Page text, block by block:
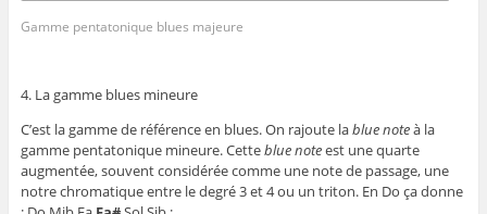
Gamme pentatonique blues majeure
4. La gamme blues mineure
C’est la gamme de référence en blues. On rajoute lablue noteà la
gamme pentatonique mineure. Cetteblue noteest une quarte
augmentée, souvent considérée comme une note de passage, une
notre chromatique entre le degré 3 et 4 ou un triton. En Do ça donne